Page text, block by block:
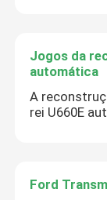
Jogos da
automática
A
rei U660E
Ford